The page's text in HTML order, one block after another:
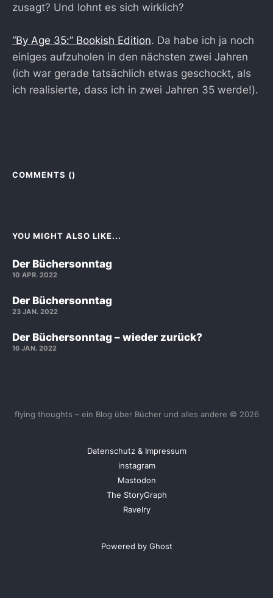
zusagt? Und lohnt es sich wirklich?
“By Age 35:” Bookish Edition. Da habe ich ja noch
einiges aufzuholen in den nächsten zwei Jahren
(ich war gerade tatsächlich etwas geschockt, als
ich realisierte, dass ich in zwei Jahren 35 werde!).
COMMENTS ()
YOU MIGHT ALSO LIKE...
Der Büchersonntag
10 APR. 2022
Der Büchersonntag
23 JAN. 2022
Der Büchersonntag – wieder zurück?
16 JAN. 2022
flying thoughts – ein Blog über Bücher und alles andere © 2026
Datenschutz & Impressum
instagram
Mastodon
The StoryGraph
Ravelry
Powered by Ghost